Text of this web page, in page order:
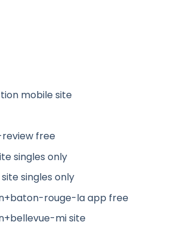
mobile site
free
singles only
singles only
rouge-la app free
mi site